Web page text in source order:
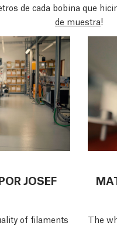
de cada bobina que
de muestra!
JOSEF
of filaments
The